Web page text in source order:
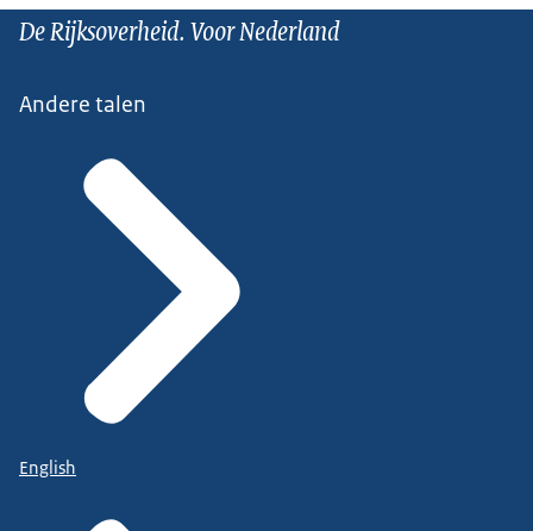
De Rijksoverheid. Voor Nederland
Andere talen
English